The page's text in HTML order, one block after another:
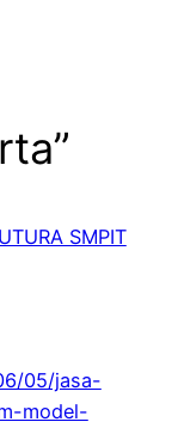
SMPIT
05/jasa-
model-